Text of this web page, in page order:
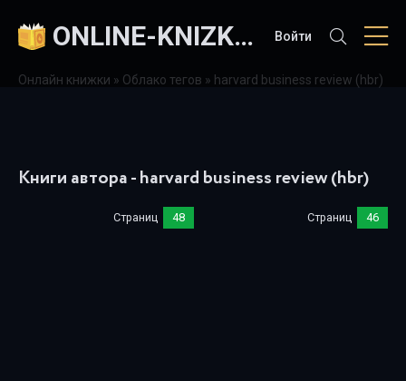
ONLINE-KNIZKI.COM Войти
Онлайн книжки » Облако тегов » harvard business review (hbr)
Книги автора - harvard business review (hbr)
Страниц 48 Страниц 46